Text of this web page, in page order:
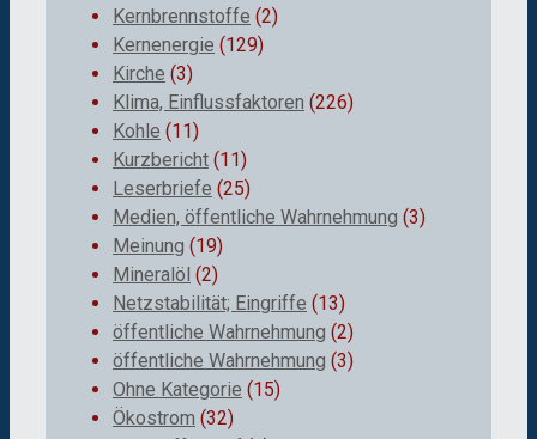
Kernbrennstoffe (2)
Kernenergie (129)
Kirche (3)
Klima, Einflussfaktoren (226)
Kohle (11)
Kurzbericht (11)
Leserbriefe (25)
Medien, öffentliche Wahrnehmung (3)
Meinung (19)
Mineralöl (2)
Netzstabilität; Eingriffe (13)
öffentliche Wahrnehmung (2)
öffentliche Wahrnehmung (3)
Ohne Kategorie (15)
Ökostrom (32)